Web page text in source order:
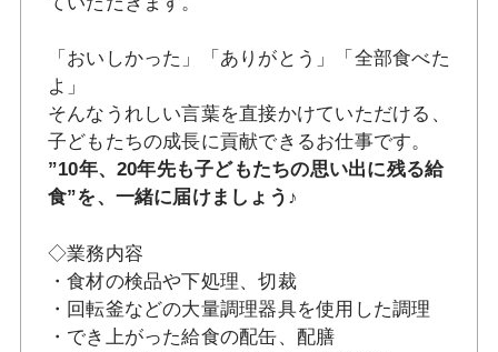
「おいしかった」「ありがとう」「全部食べた
よ」
そんなうれしい言葉を直接かけていただける、
子どもたちの成長に貢献できるお仕事です。
”10年、20年先も子どもたちの思い出に残る給
食”を、一緒に届けましょう♪
◇業務内容
・食材の検品や下処理、切裁
・回転釜などの大量調理器具を使用した調理
・でき上がった給食の配缶、配膳